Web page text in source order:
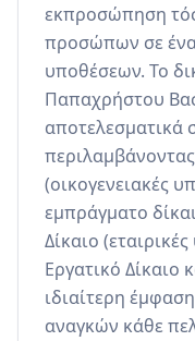
εκπροσώπηση
προσώπων σε
υποθέσεων. Το
Παπαχρήστου
αποτελεσματικά
(οικογενειακές
εμπράγματο
Δίκαιο
Εργατικό Δίκαιο
ιδιαίτερη
αναγκών κάθε